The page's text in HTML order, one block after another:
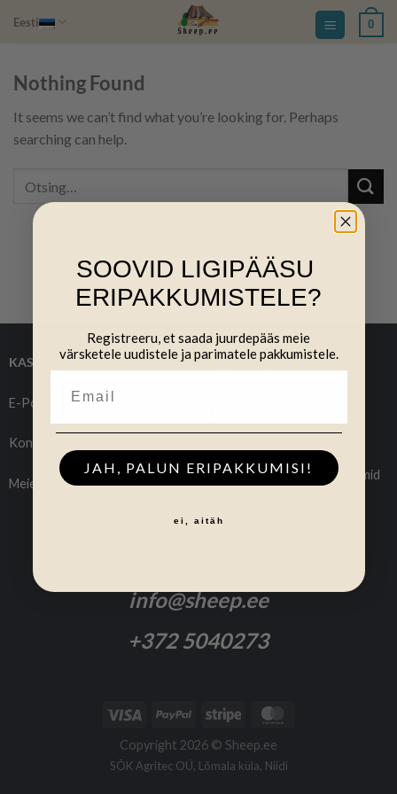
Eesti 0
Nothing Found
It seems we can’t find what you’re looking for. Perhaps
searching can help.
KASULIKUD LINGID:
E-Pood
Kontakt
Meie Lugu
TELLIMINE:
paigaldusmasinad
Kogumisaiad & kaalusüsteemid
Käsipumbad
info@sheep.ee
+372 5040273
Copyright 2026 © Sheep.ee
SÕK Agritec OÜ, Lõmala küla, Niidi
SOOVID LIGIPÄÄSU
ERIPAKKUMISTELE?
Registreeru, et saada juurdepääs meie
värsketele uudistele ja parimatele pakkumistele.
JAH, PALUN ERIPAKKUMISI!
ei, aitäh